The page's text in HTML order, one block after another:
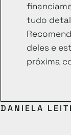
tudo
deles e
próxima
DANIELA